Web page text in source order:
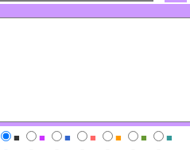
■ ■ ■ ■ ■ ■
■